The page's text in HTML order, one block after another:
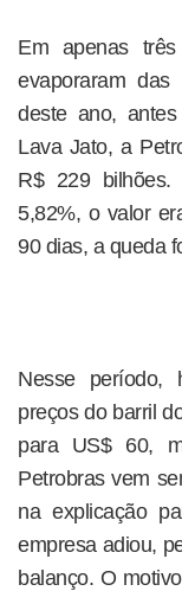
Em apenas
evaporaram
deste ano,
Lava Jato, a
R$ 229
5,82%, o valor
90 dias, a queda
Nesse período,
preços do barril
para US$ 60,
Petrobras vem
na explicação
empresa adiou,
balanço. O